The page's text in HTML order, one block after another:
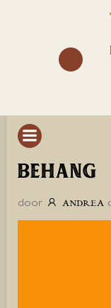
BEHANG
door ANDREA